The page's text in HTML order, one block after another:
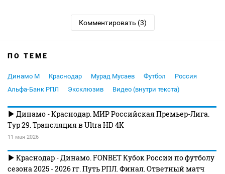
Комментировать (3)
ПО ТЕМЕ
Динамо М Краснодар Мурад Мусаев Футбол
Россия
Альфа-Банк РПЛ
Эксклюзив Видео (внутри текста)
Динамо - Краснодар. МИР Российская Премьер-Лига.
Тур 29. Трансляция в Ultra HD 4K
11 мая 2026
Краснодар - Динамо. FONBET Кубок России по футболу
сезона 2025 - 2026 гг. Путь РПЛ. Финал. Ответный матч